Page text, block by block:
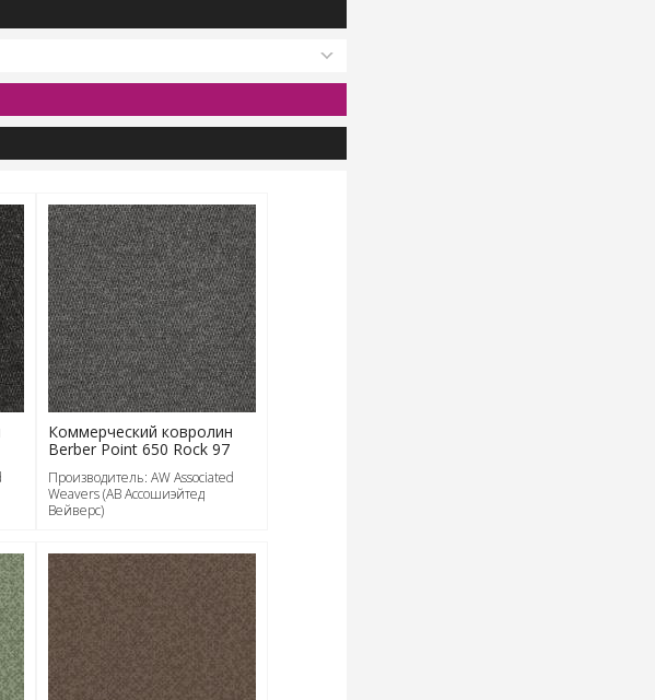
Коммерческий ковролин
Berber Point 650 Rock 97
Производитель: AW Associated
Weavers (АВ Ассошиэйтед
Вейверс)